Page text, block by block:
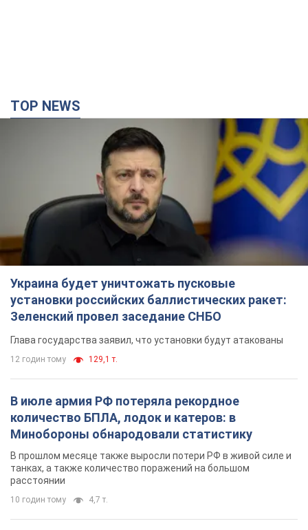
TOP NEWS
Украина будет уничтожать пусковые
установки российских баллистических ракет:
Зеленский провел заседание СНБО
Глава государства заявил, что установки будут атакованы
12 годин тому 129,1 т.
В июле армия РФ потеряла рекордное
количество БПЛА, лодок и катеров: в
Минобороны обнародовали статистику
В прошлом месяце также выросли потери РФ в живой силе и
танках, а также количество поражений на большом
расстоянии
10 годин тому 4,7 т.